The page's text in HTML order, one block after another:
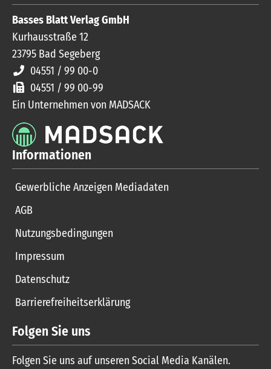
Basses Blatt Verlag GmbH
Kurhausstraße 12
23795 Bad Segeberg
04551 / 99 00-0
04551 / 99 00-99
Ein Unternehmen von MADSACK
Informationen
Gewerbliche Anzeigen Mediadaten
AGB
Nutzungsbedingungen
Impressum
Datenschutz
Barrierefreiheitserklärung
Folgen Sie uns
Folgen Sie uns auf unseren Social Media Kanälen.